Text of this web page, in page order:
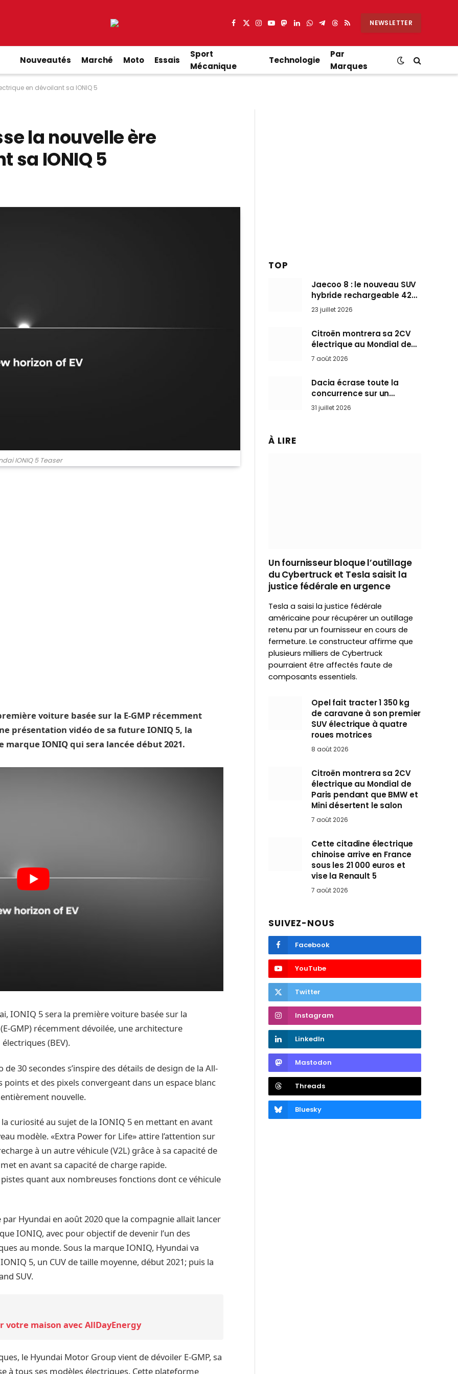
Facebook
X
Instagram
YouTube
Mastodon
LinkedIn
WhatsApp
Partager
Telegram
Threads
RSS NEWSLETTER
Nouveautés Marché Moto Essais
Sport
Mécanique
Technologie
Par
Marques
en dévoilant sa IONIQ 5
la nouvelle ère
sa IONIQ 5
IONIQ 5 Teaser
voiture basée sur la E-GMP récemment
présentation vidéo de sa future IONIQ 5, la
IONIQ qui sera lancée début 2021.
IONIQ 5 sera la première voiture basée sur la
GMP) récemment dévoilée, une architecture
(BEV).
30 secondes s’inspire des détails de design de la All-
et des pixels convergeant dans un espace blanc
nouvelle.
curiosité au sujet de la IONIQ 5 en mettant en avant
modèle. «Extra Power for Life» attire l’attention sur
à un autre véhicule (V2L) grâce à sa capacité de
en avant sa capacité de charge rapide.
quant aux nombreuses fonctions dont ce véhicule
Hyundai en août 2020 que la compagnie allait lancer
IONIQ, avec pour objectif de devenir l’un des
au monde. Sous la marque IONIQ, Hyundai va
5, un CUV de taille moyenne, début 2021; puis la
SUV.
maison avec AllDayEnergy
le Hyundai Motor Group vient de dévoiler E-GMP, sa
à tous ses modèles électriques. Cette plateforme
TOP
Jaecoo 8 : le nouveau SUV
hybride rechargeable 428
ch qui vise l’Audi Q7 arrive
en Europe cet automne
23 juillet 2026
Citroën montrera sa 2CV
électrique au Mondial de
Paris pendant que BMW et
7 août 2026
Dacia écrase toute la
concurrence sur un
marché où personne ne
l’attendait
31 juillet 2026
À LIRE
Un fournisseur bloque l’outillage
du Cybertruck et Tesla saisit la
justice fédérale en urgence
Tesla a saisi la justice fédérale
américaine pour récupérer un outillage
retenu par un fournisseur en cours de
fermeture. Le constructeur affirme que
plusieurs milliers de Cybertruck
pourraient être affectés faute de
composants essentiels.
Opel fait tracter 1 350 kg
de caravane à son premier
SUV électrique à quatre
roues motrices
8 août 2026
Citroën montrera sa 2CV
électrique au Mondial de
Paris pendant que BMW et
Mini désertent le salon
7 août 2026
Cette citadine électrique
chinoise arrive en France
sous les 21 000 euros et
vise la Renault 5
7 août 2026
SUIVEZ-NOUS
Facebook
YouTube
Twitter
Instagram
LinkedIn
Mastodon
Threads
Bluesky